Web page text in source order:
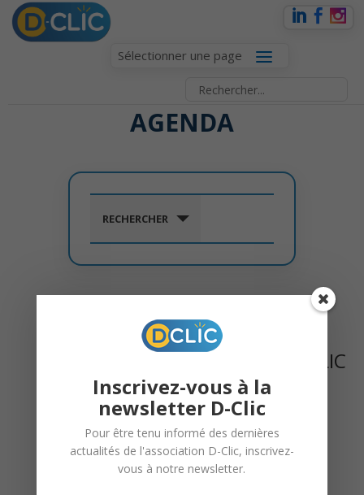
Sélectionner une page
AGENDA
RECHERCHER
PROCHAINS ÉVÈNEMENTS › D-CLIC
EVENTS
NAVIGATION
Événements précédents
SEPTEMBRE 2026
Inscrivez-vous à la
newsletter D-Clic
Pour être tenu informé des dernières
actualités de l'association D-Clic, inscrivez-
vous à notre newsletter.